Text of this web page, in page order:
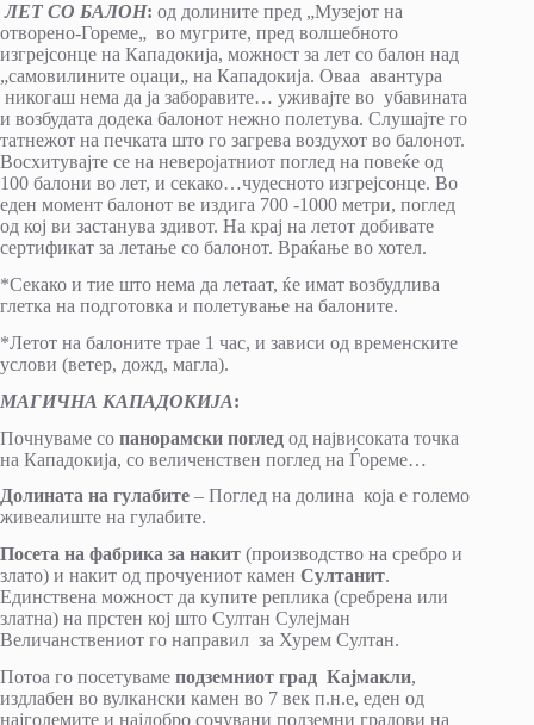
ЛЕТ СО БАЛОН: од долините пред „Музејот на
отворено-Гореме„ во мугрите, пред волшебното
изгрејсонце на Кападокија, можност за лет со балон над
„самовилините оџаци„ на Кападокија. Оваа авантура
никогаш нема да ја заборавите… уживајте во убавината
и возбудата додека балонот нежно полетува. Слушајте го
татнежот на печката што го загрева воздухот во балонот.
Восхитувајте се на неверојатниот поглед на повеќе од
100 балони во лет, и секако…чудесното изгрејсонце. Во
еден момент балонот ве издига 700 -1000 метри, поглед
од кој ви застанува здивот. На крај на летот добивате
сертификат за летање со балонот. Враќање во хотел.
*Секако и тие што нема да летаат, ќе имат возбудлива
глетка на подготовка и полетување на балоните.
*Летот на балоните трае 1 час, и зависи од временските
услови (ветер, дожд, магла).
МАГИЧНА КАПАДОКИЈА:
Почнуваме со панорамски поглед од највисоката точка
на Кападокија, со величенствен поглед на Ѓореме…
Долината на гулабите – Поглед на долина која е големо
живеалиште на гулабите.
Посета на фабрика за накит (производство на сребро и
злато) и накит од прочуениот камен Султанит.
Единствена можност да купите реплика (сребрена или
златна) на прстен кој што Султан Сулејман
Величанствениот го направил за Хурем Султан.
Потоа го посетуваме подземниот град Кајмакли,
издлабен во вулкански камен во 7 век п.н.е, еден од
најголемите и најдобро сочувани подземни градови на